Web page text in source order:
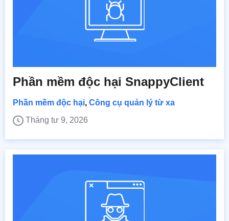
Phần mềm độc hại SnappyClient
Phần mềm độc hại, Công cụ quản lý từ xa
Tháng tư 9, 2026